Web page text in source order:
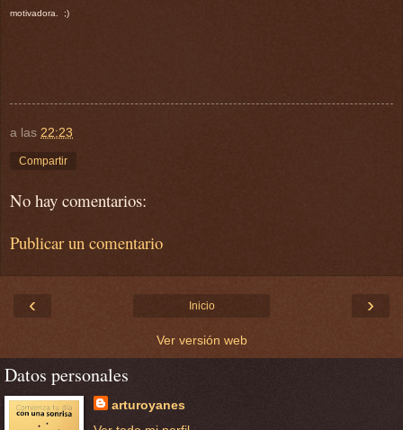
motivadora. ;)
a las 22:23
Compartir
No hay comentarios:
Publicar un comentario
‹ ›
Inicio
Ver versión web
Datos personales
arturoyanes